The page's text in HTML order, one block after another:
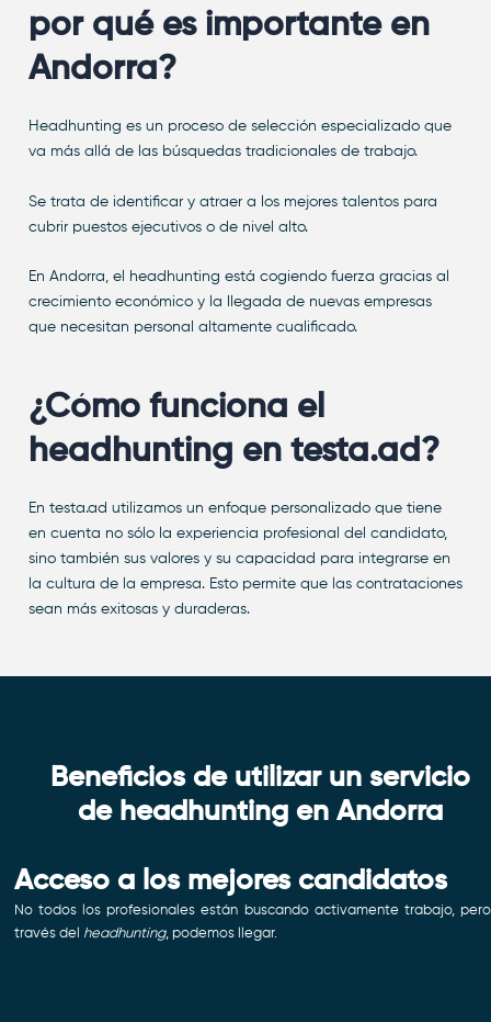
por qué es importante en
Andorra?
Headhunting es un proceso de selección especializado que
va más allá de las búsquedas tradicionales de trabajo.
Se trata de identificar y atraer a los mejores talentos para
cubrir puestos ejecutivos o de nivel alto.
En Andorra, el headhunting está cogiendo fuerza gracias al
crecimiento económico y la llegada de nuevas empresas
que necesitan personal altamente cualificado.
¿Cómo funciona el
headhunting en testa.ad?
En testa.ad utilizamos un enfoque personalizado que tiene
en cuenta no sólo la experiencia profesional del candidato,
sino también sus valores y su capacidad para integrarse en
la cultura de la empresa. Esto permite que las contrataciones
sean más exitosas y duraderas.
Beneficios de utilizar un servicio
de headhunting en Andorra
Acceso a los mejores candidatos
No todos los profesionales están buscando activamente trabajo,
través del headhunting, podemos llegar.